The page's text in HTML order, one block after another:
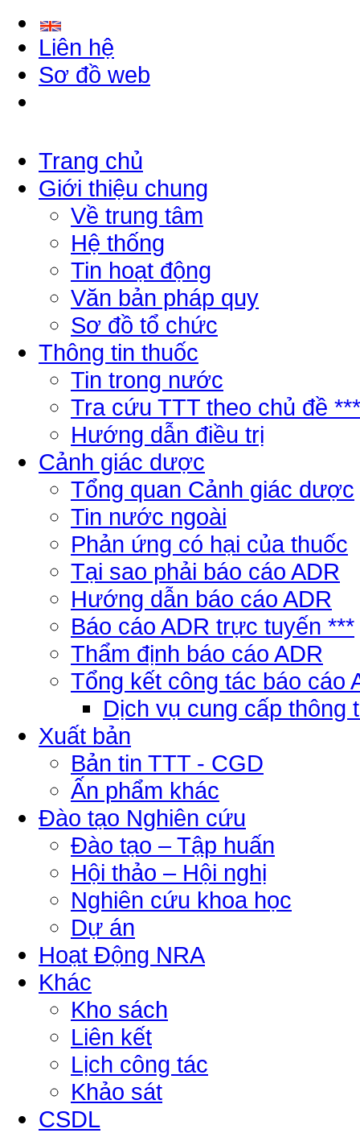
Liên hệ
Sơ đồ web
Trang chủ
Giới thiệu chung
Về trung tâm
Hệ thống
Tin hoạt động
Văn bản pháp quy
Sơ đồ tổ chức
Thông tin thuốc
Tin trong nước
Tra cứu TTT theo chủ đề ***
Hướng dẫn điều trị
Cảnh giác dược
Tổng quan Cảnh giác dược
Tin nước ngoài
Phản ứng có hại của thuốc
Tại sao phải báo cáo ADR
Hướng dẫn báo cáo ADR
Báo cáo ADR trực tuyến ***
Thẩm định báo cáo ADR
Tổng kết công tác báo cáo
Dịch vụ cung cấp thông
Xuất bản
Bản tin TTT - CGD
Ấn phẩm khác
Đào tạo Nghiên cứu
Đào tạo – Tập huấn
Hội thảo – Hội nghị
Nghiên cứu khoa học
Dự án
Hoạt Động NRA
Khác
Kho sách
Liên kết
Lịch công tác
Khảo sát
CSDL